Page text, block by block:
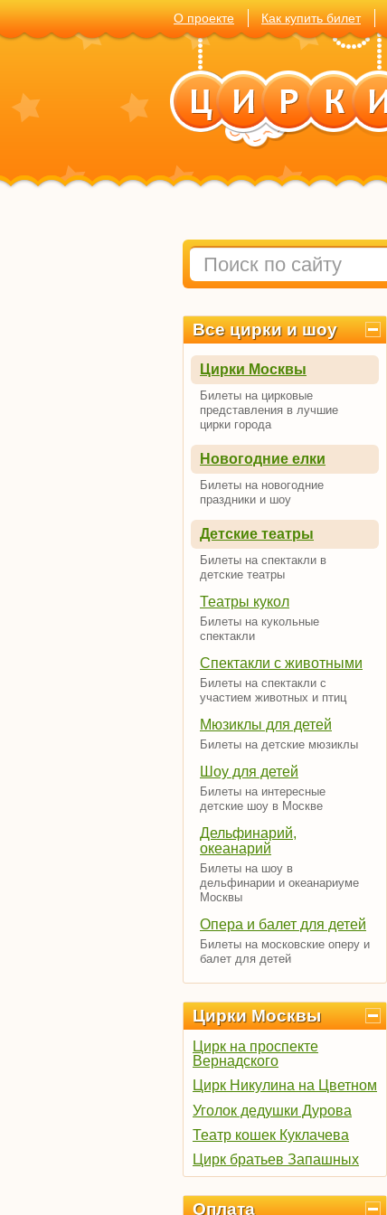
О проекте Как купить билет
Все цирки и шоу
Цирки Москвы
Билеты на цирковые
представления в лучшие
цирки города
Новогодние елки
Билеты на новогодние
праздники и шоу
Детские театры
Билеты на спектакли в
детские театры
Театры кукол
Билеты на кукольные
спектакли
Спектакли с животными
Билеты на спектакли с
участием животных и птиц
Мюзиклы для детей
Билеты на детские мюзиклы
Шоу для детей
Билеты на интересные
детские шоу в Москве
Дельфинарий,
океанарий
Билеты на шоу в
дельфинарии и океанариуме
Москвы
Опера и балет для детей
Билеты на московские оперу и
балет для детей
Цирки Москвы
Цирк на проспекте
Вернадского
Цирк Никулина на Цветном
Уголок дедушки Дурова
Театр кошек Куклачева
Цирк братьев Запашных
Оплата